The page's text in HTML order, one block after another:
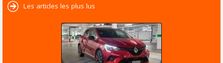
Les articles les plus lus